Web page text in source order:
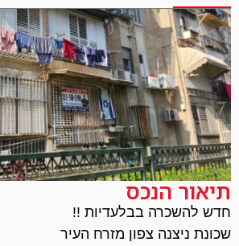
תיאור הנכס
חדש להשכרה בבלעדיות !!
שכונת ניצנה צפון מזרח העיר